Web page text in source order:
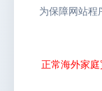
为保障网站程
正常海外家